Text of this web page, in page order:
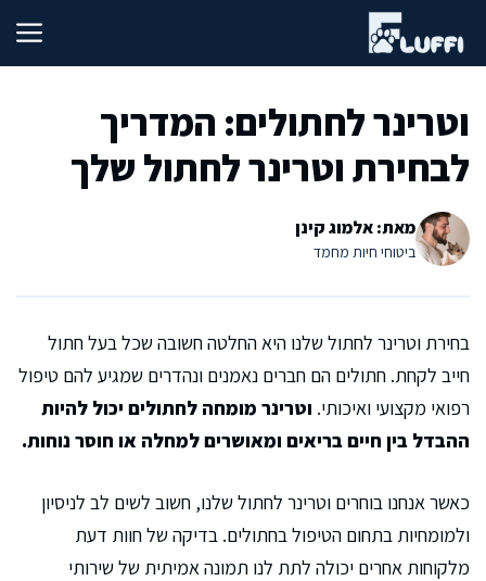
לתוכן
וטרינר לחתולים: המדריך
לבחירת וטרינר לחתול שלך
מאת: אלמוג קינן
ביטוחי חיות מחמד
בחירת וטרינר לחתול שלנו היא החלטה חשובה שכל בעל חתול
חייב לקחת. חתולים הם חברים נאמנים ונהדרים שמגיע להם טיפול
רפואי מקצועי ואיכותי. וטרינר מומחה לחתולים יכול להיות
ההבדל בין חיים בריאים ומאושרים למחלה או חוסר נוחות.
כאשר אנחנו בוחרים וטרינר לחתול שלנו, חשוב לשים לב לניסיון
ולמומחיות בתחום הטיפול בחתולים. בדיקה של חוות דעת
מלקוחות אחרים יכולה לתת לנו תמונה אמיתית של שירותי